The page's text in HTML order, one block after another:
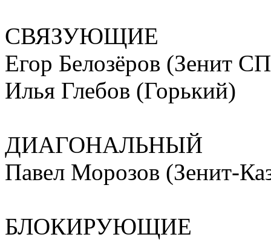
СВЯЗУЮЩИЕ
Егор Белозёров (Зенит
Илья Глебов (Горький)
ДИАГОНАЛЬНЫЙ
Павел Морозов (Зенит-
БЛОКИРУЮЩИЕ